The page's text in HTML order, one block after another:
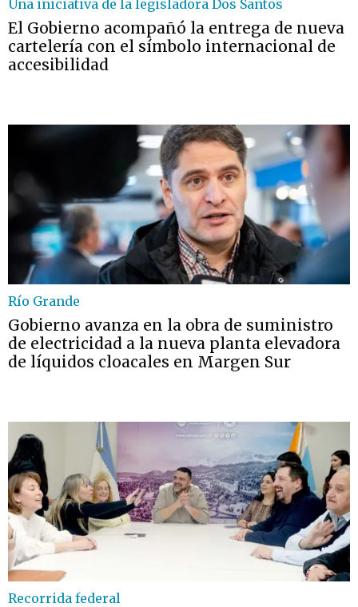
Una iniciativa de la legisladora Dos Santos
El Gobierno acompañó la entrega de nueva
cartelería con el símbolo internacional de
accesibilidad
Río Grande
Gobierno avanza en la obra de suministro
de electricidad a la nueva planta elevadora
de líquidos cloacales en Margen Sur
Recorrida federal